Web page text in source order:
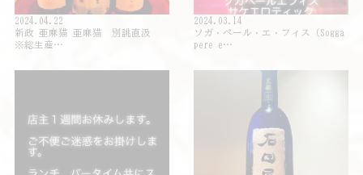
2024.04.22
新政 亜麻猫 亜麻猫 別誂直汲
※総生産…
2024.03.14
ソガ・ペール・エ・フィス（Sogga
pere e…